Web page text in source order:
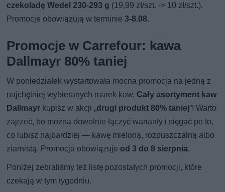
czekoladę Wedel 230-293 g (19,99 zł/szt. -> 10 zł/szt.).
Promocje obowiązują w terminie3-8.08.
Promocje w Carrefour: kawa
Dallmayr 80% taniej
W poniedziałek wystartowała mocna promocja na jedną z
najchętniej wybieranych marek kaw. Cały asortyment kaw
Dallmayr kupisz w akcji „drugi produkt 80% taniej”! Warto
zajrzeć, bo można dowolnie łączyć warianty i sięgać po to,
co lubisz najbardziej — kawę mieloną, rozpuszczalną albo
ziarnistą. Promocja obowiązuje od 3 do 8 sierpnia.
Poniżej zebraliśmy też listę pozostałych promocji, które
czekają w tym tygodniu.